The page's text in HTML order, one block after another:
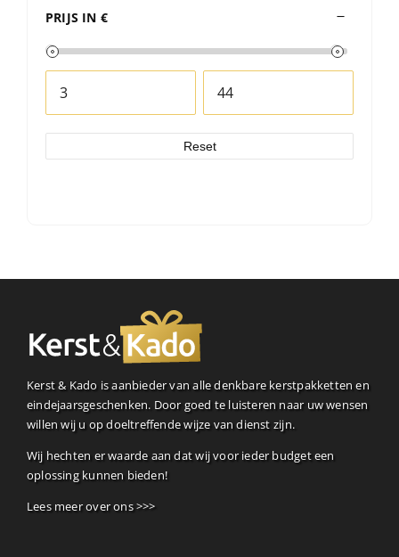
PRIJS IN €
Reset
Kerst & Kado is aanbieder van alle denkbare kerstpakketten en
eindejaarsgeschenken. Door goed te luisteren naar uw wensen
willen wij u op doeltreffende wijze van dienst zijn.
Wij hechten er waarde aan dat wij voor ieder budget een
oplossing kunnen bieden!
Lees meer over ons >>>